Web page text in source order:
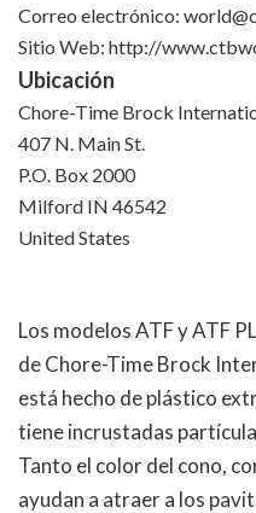
Correo electrónico:
Sitio Web: http://
Ubicación
Chore-Time Brock
407 N. Main St.
P.O. Box 2000
Milford IN 46542
United States
Los modelos ATF y ATF
de Chore-Time Brock
está hecho de plástico
tiene incrustadas
Tanto el color del cono,
ayudan a atraer a los